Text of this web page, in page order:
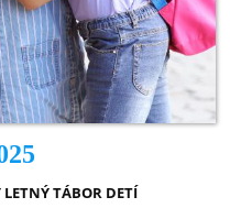
LETNÝTÁBORDETÍ